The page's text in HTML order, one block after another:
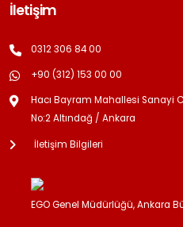
İletişim
0312 306 84 00
+90 (312) 153 00 00
Hacı Bayram Mahallesi Sanayi
No:2 Altındağ / Ankara
İletişim Bilgileri
EGO Genel Müdürlüğü, Ankara